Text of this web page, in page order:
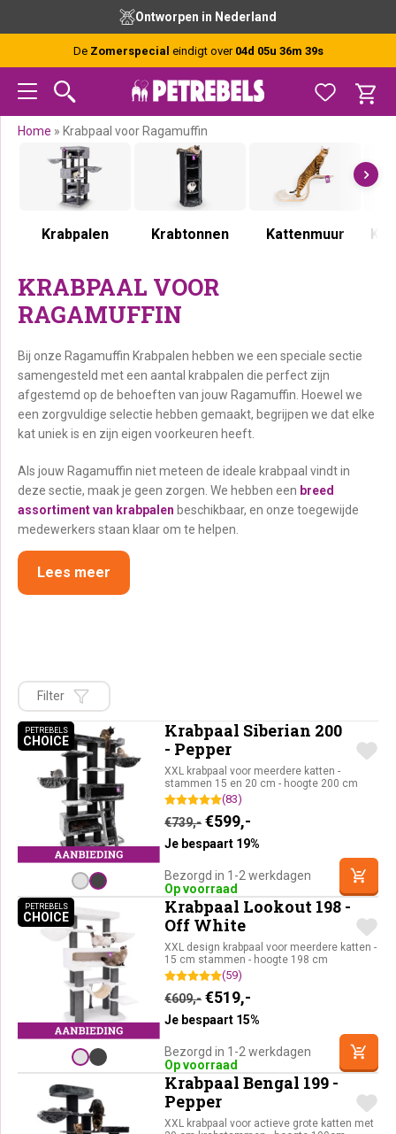
hoofdnavigatie
hoofd
inhoud
eerste
sidebar
voettekst
Ontworpen in Nederland
De Zomerspecial eindigt over 04d 05u 36m 39s
Home » Krabpaal voor Ragamuffin
Krabpalen Krabtonnen Kattenmuur
KRABPAAL VOOR
RAGAMUFFIN
Bij onze Ragamuffin Krabpalen hebben we een speciale sectie
samengesteld met een aantal krabpalen die perfect zijn
afgestemd op de behoeften van jouw Ragamuffin. Hoewel we
een zorgvuldige selectie hebben gemaakt, begrijpen we dat elke
kat uniek is en zijn eigen voorkeuren heeft.
Als jouw Ragamuffin niet meteen de ideale krabpaal vindt in
deze sectie, maak je geen zorgen. We hebben een breed
assortiment van krabpalen beschikbaar, en onze toegewijde
medewerkers staan klaar om te helpen.
Lees meer
Filter
PETREBELS
CHOICEPETREBELS CHOICE
Krabpaal Siberian 200
- Pepper
XXL krabpaal voor meerdere katten -
stammen 15 en 20 cm - hoogte 200 cm
(83)
€739,- Oorspronkelijke prijs
€599,-
Je bespaart 19%
Bezorgd in 1-2 werkdagen
Op voorraad
PETREBELS
CHOICEPETREBELS CHOICE
Krabpaal Lookout 198 -
Off White
XXL design krabpaal voor meerdere katten -
15 cm stammen - hoogte 198 cm
(59)
€609,- Oorspronkelijke prijs
€519,-
Je bespaart 15%
Bezorgd in 1-2 werkdagen
Op voorraad
Krabpaal Bengal 199 -
Pepper
XXL krabpaal voor actieve grote katten met